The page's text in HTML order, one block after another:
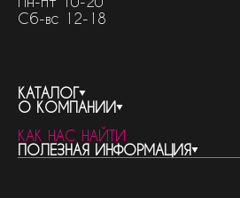
Сб-вс 12-18
КАТАЛОГ
весь каталог
бренды
женская парфюмерия
О КОМПАНИИ
контакты
о компании
КАК НАС НАЙТИ
ПОЛЕЗНАЯ ИНФОРМАЦИЯ